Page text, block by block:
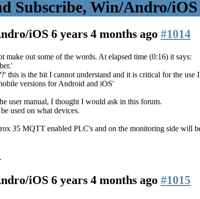
Subscribe, Win/Andro/iOS
iOS 6 years 4 months ago #1014
make out some of the words. At elapsed time (0:16) it says:
this is the bit I cannot understand and it is critical for the use
versions for Android and iOS'
user manual, I thought I would ask in this forum.
used on what devices.
35 MQTT enabled PLC's and on the monitoring side will
iOS 6 years 4 months ago #1015